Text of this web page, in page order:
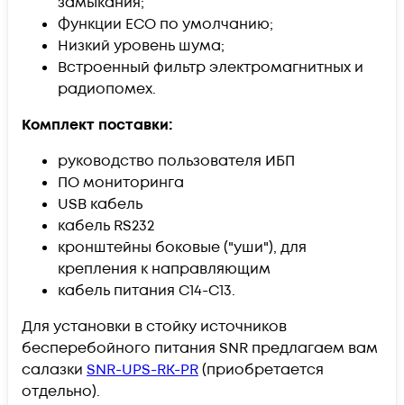
Функции ECO по умолчанию;
Низкий уровень шума;
Встроенный фильтр электромагнитных и
радиопомех.
Комплект поставки:
руководство пользователя ИБП
ПО мониторинга
USB кабель
кабель RS232
кронштейны боковые ("уши"), для
крепления к направляющим
кабель питания С14-С13.
Для установки в стойку источников
бесперебойного питания SNR предлагаем вам
салазки SNR-UPS-RK-PR(приобретается
отдельно).